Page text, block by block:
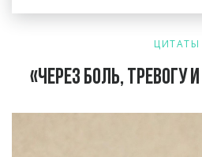
ЦИТАТЫ
«Через боль, тревогу